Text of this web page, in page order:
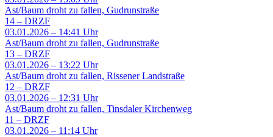
Ast/Baum droht zu fallen, Gudrunstraße
14 – DRZF
03.01.2026 – 14:41 Uhr
Ast/Baum droht zu fallen, Gudrunstraße
13 – DRZF
03.01.2026 – 13:22 Uhr
Ast/Baum droht zu fallen, Rissener Landstraße
12 – DRZF
03.01.2026 – 12:31 Uhr
Ast/Baum droht zu fallen, Tinsdaler Kirchenweg
11 – DRZF
03.01.2026 – 11:14 Uhr